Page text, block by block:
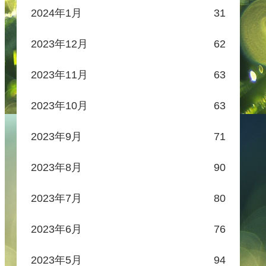
2024年1月 31
2023年12月 62
2023年11月 63
2023年10月 63
2023年9月 71
2023年8月 90
2023年7月 80
2023年6月 76
2023年5月 94